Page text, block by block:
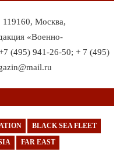
119160, Москва,
«Военно-
(495) 941-26-50; + 7 (495)
BLACK SEA FLEET
FAR EAST